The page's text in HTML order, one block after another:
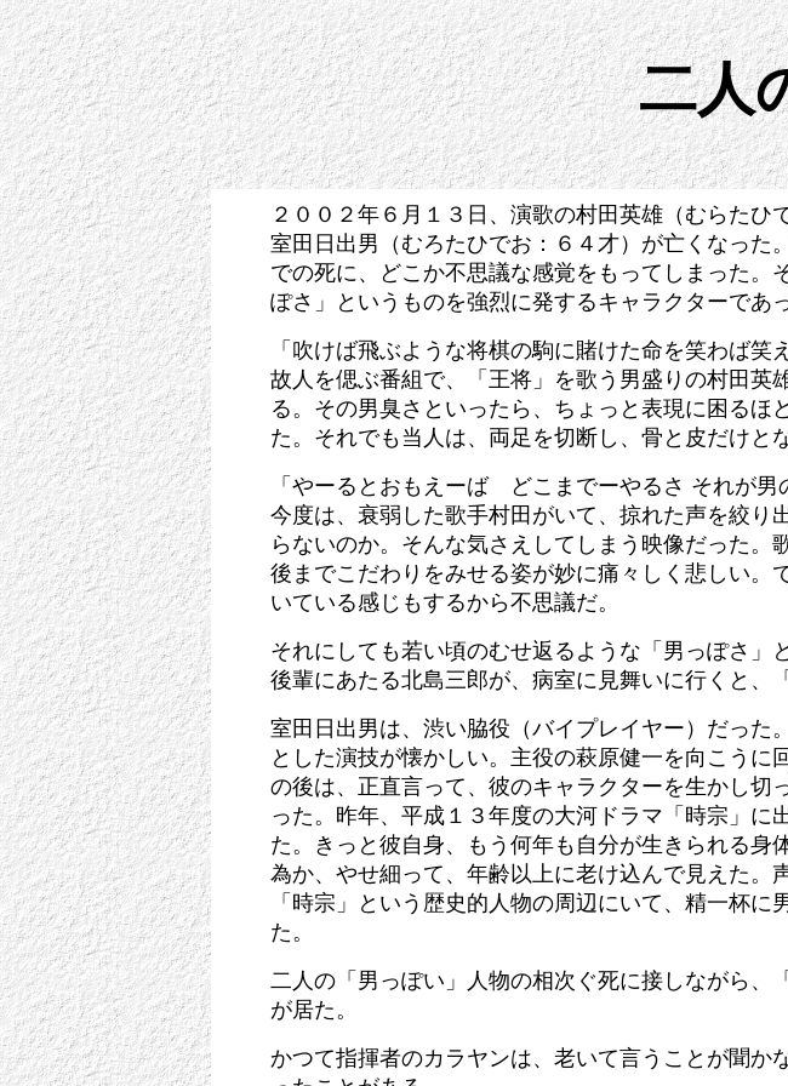
二人
２００２年６月１３日、演歌の村田英雄（むらた
室田日出男（むろたひでお：６４才）が亡くなった
での死に、どこか不思議な感覚をもってしまった。
ぽさ」というものを強烈に発するキャラクターであ
「吹けば飛ぶような将棋の駒に賭けた命を笑わば笑え
故人を偲ぶ番組で、「王将」を歌う男盛りの村田英
る。その男臭さといったら、ちょっと表現に困る
た。それでも当人は、両足を切断し、骨と皮だけと
「やーるとおもえーば どこまでーやるさ それが男
今度は、衰弱した歌手村田がいて、掠れた声を絞り
らないのか。そんな気さえしてしまう映像だった
後までこだわりをみせる姿が妙に痛々しく悲しい。
いている感じもするから不思議だ。
それにしても若い頃のむせ返るような「男っぽさ」
後輩にあたる北島三郎が、病室に見舞いに行くと、
室田日出男は、渋い脇役（バイプレイヤー）だった
とした演技が懐かしい。主役の萩原健一を向こう
の後は、正直言って、彼のキャラクターを生かし
った。昨年、平成１３年度の大河ドラマ「時宗」
た。きっと彼自身、もう何年も自分が生きられる
為か、やせ細って、年齢以上に老け込んで見えた。
「時宗」という歴史的人物の周辺にいて、精一杯
た。
二人の「男っぽい」人物の相次ぐ死に接しながら、
が居た。
かつて指揮者のカラヤンは、老いて言うことが聞